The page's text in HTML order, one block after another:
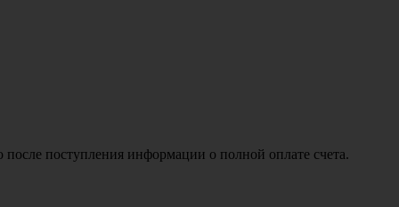
поступления информации о полной оплате счета.